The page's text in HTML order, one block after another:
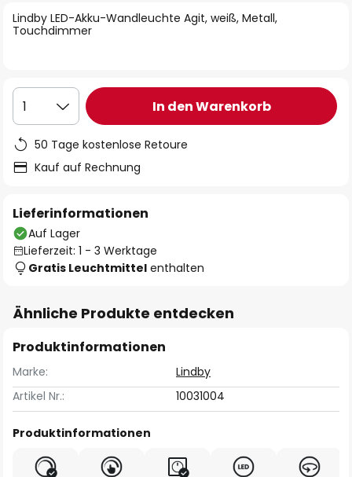
Lindby LED-Akku-Wandleuchte Agit, weiß, Metall,
Touchdimmer
1 In den Warenkorb
50 Tage kostenlose Retoure
Kauf auf Rechnung
Lieferinformationen
Auf Lager
Lieferzeit: 1 - 3 Werktage
Gratis Leuchtmittel enthalten
Ähnliche Produkte entdecken
Produktinformationen
Marke:
Lindby
Artikel Nr.:
10031004
Produktinformationen